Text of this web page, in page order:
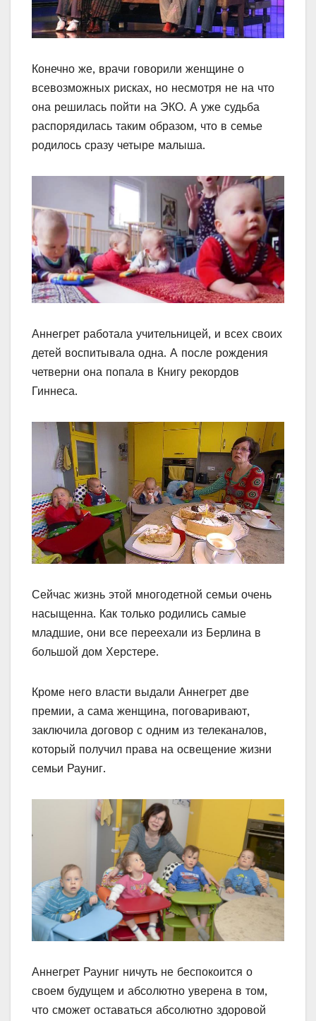
Конечно же, врачи говорили женщине о
всевозможных рисках, но несмотря не на что
она решилась пойти на ЭКО. А уже судьба
распорядилась таким образом, что в семье
родилось сразу четыре малыша.
Аннегрет работала учительницей, и всех своих
детей воспитывала одна. А после рождения
четверни она попала в Книгу рекордов
Гиннеса.
Сейчас жизнь этой многодетной семьи очень
насыщенна. Как только родились самые
младшие, они все переехали из Берлина в
большой дом Херстере.
Кроме него власти выдали Аннегрет две
премии, а сама женщина, поговаривают,
заключила договор с одним из телеканалов,
который получил права на освещение жизни
семьи Рауниг.
Аннегрет Рауниг ничуть не беспокоится о
своем будущем и абсолютно уверена в том,
что сможет оставаться абсолютно здоровой